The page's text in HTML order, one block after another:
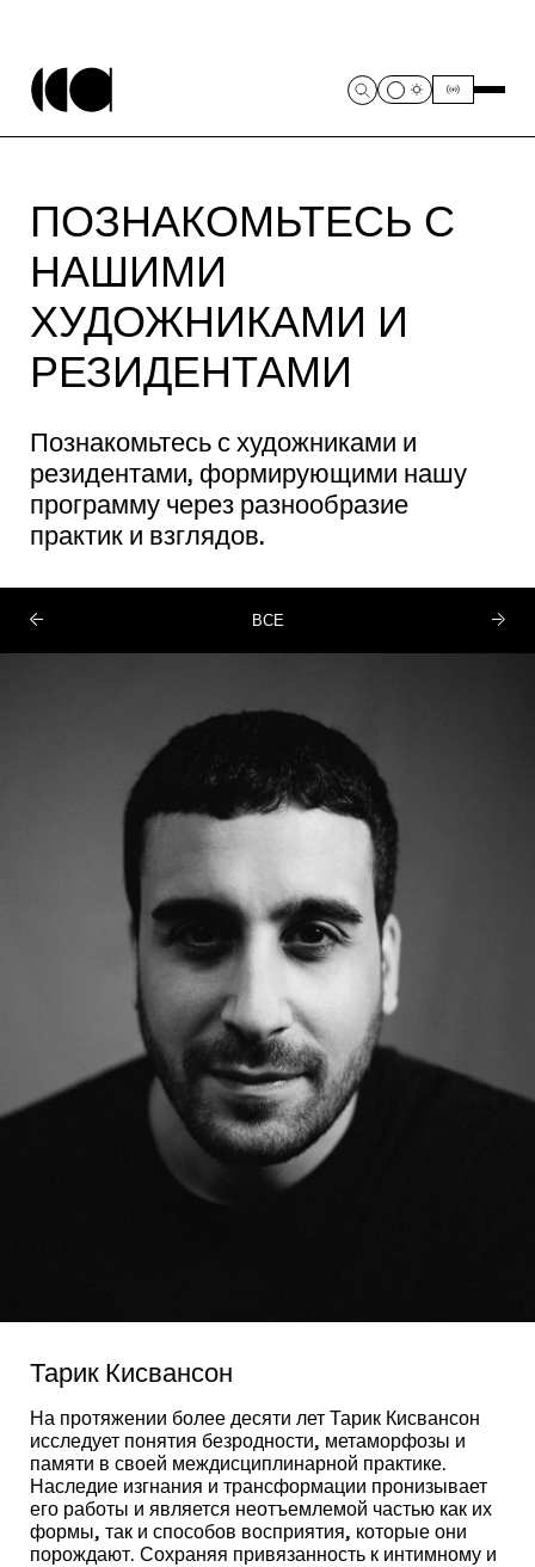
ПОЗНАКОМЬТЕСЬ С
НАШИМИ
ХУДОЖНИКАМИ И
РЕЗИДЕНТАМИ
Познакомьтесь с художниками и
резидентами, формирующими нашу
программу через разнообразие
практик и взглядов.
ВСЕ
Тарик Кисвансон
На протяжении более десяти лет Тарик Кисвансон
исследует понятия безродности, метаморфозы и
памяти в своей междисциплинарной практике.
Наследие изгнания и трансформации пронизывает
его работы и является неотъемлемой частью как их
формы, так и способов восприятия, которые они
порождают. Сохраняя привязанность к интимному и